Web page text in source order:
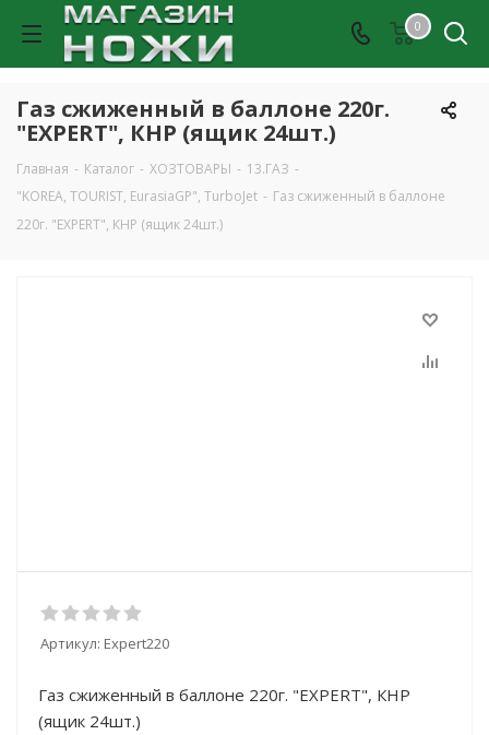
0
Газ сжиженный в баллоне 220г.
"EXPERT", КНР (ящик 24шт.)
Главная - Каталог - ХОЗТОВАРЫ - 13.ГАЗ -
"KOREA, TOURIST, EurasiaGP", TurboJet - Газ сжиженный в баллоне
220г. "EXPERT", КНР (ящик 24шт.)
Артикул: Expert220
Газ сжиженный в баллоне 220г. "EXPERT", КНР
(ящик 24шт.)